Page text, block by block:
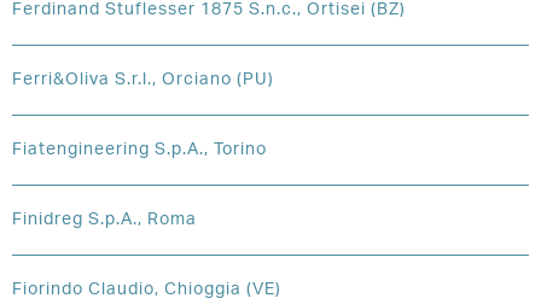
Ferdinand Stuflesser 1875 S.n.c., Ortisei (BZ)
Ferri&Oliva S.r.l., Orciano (PU)
Fiatengineering S.p.A., Torino
Finidreg S.p.A., Roma
Fiorindo Claudio, Chioggia (VE)